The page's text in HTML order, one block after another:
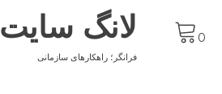
content
لانگ سایت
فرانگر؛ راهکارهای سازمانی
0